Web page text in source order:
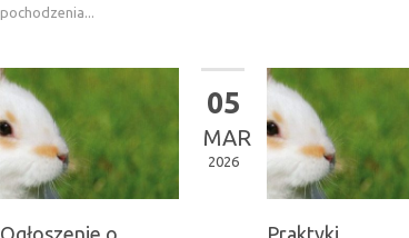
pochodzenia...
05
MAR
2026